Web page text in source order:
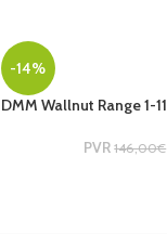
-14%
DMM Wallnut Range 1-11
PVR 146,00€